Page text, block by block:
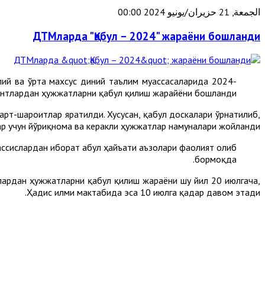
الجمعة, 21 حزيران/يونيو 2024 00:00
ДТМларда "Қабул – 2024" жараёни бошланди
ва ўрта махсус диний таълим муассасаларида 2024-
ҳужжатларни қабул қилиш жарайёни бошланди.
шароитлар яратилди. Хусусан, қабул доскалари ўрнатилиб,
учун йўриқнома ва керакли ҳужжатлар намуналари жойланди.
иборат Қабул ҳайъати аъзолари фаолият олиб
бормоқда.
ҳужжатларни қабул қилиш жараёни шу йил 20 июлгача,
Ҳадис илми мактабида эса 10 июлга қадар давом этади.